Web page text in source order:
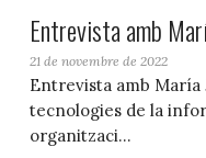
Entrevista amb
21 de novembre de 2022
Entrevista amb María
tecnologies de la
organitzaci...